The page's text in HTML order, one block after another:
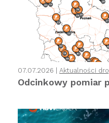
07.07.2026 | Aktualności
Odcinkowy pomiar